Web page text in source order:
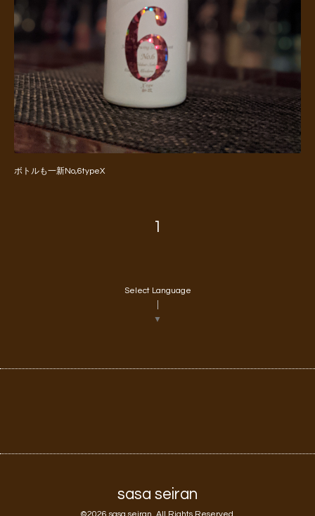
ボトルも一新No,6typeX
1
Select Language
▼
sasa seiran
©2026 sasa seiran . All Rights Reserved.